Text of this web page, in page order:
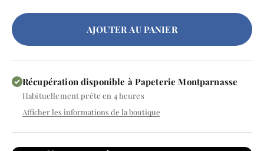
AJOUTER AU PANIER
Récupération disponible à Papeterie Montparnasse
Habituellement prête en 4 heures
Afficher les informations de la boutique